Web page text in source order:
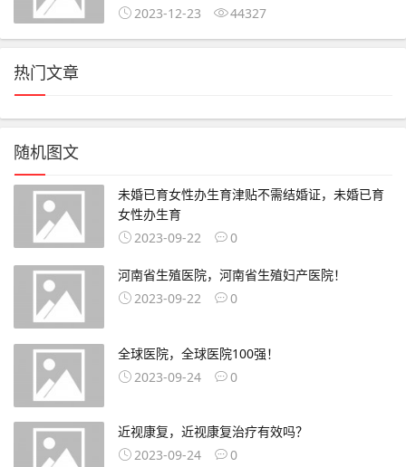
2023-12-23
44327
热门文章
随机图文
未婚已育女性办生育津贴不需结婚证，未婚已育
女性办生育
2023-09-22
0
河南省生殖医院，河南省生殖妇产医院！
2023-09-22
0
全球医院，全球医院100强！
2023-09-24
0
近视康复，近视康复治疗有效吗？
2023-09-24
0